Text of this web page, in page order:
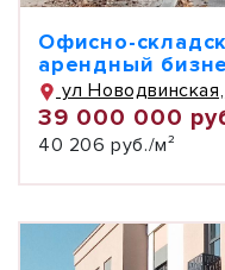
Офисно-
арендный
ул
39 000 000
40 206 руб./м²